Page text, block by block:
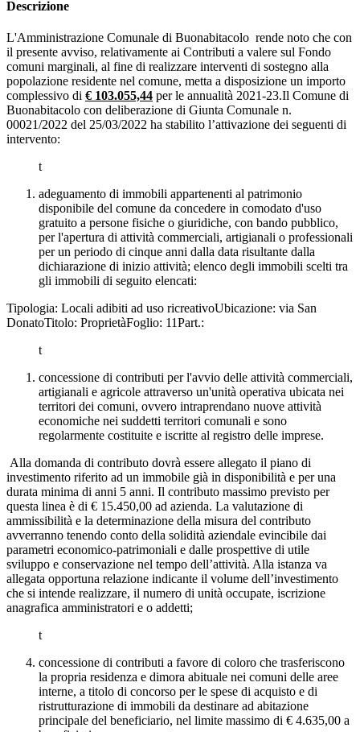
Descrizione
L'Amministrazione Comunale di Buonabitacolo rende noto che con
il presente avviso, relativamente ai Contributi a valere sul Fondo
comuni marginali, al fine di realizzare interventi di sostegno alla
popolazione residente nel comune, metta a disposizione un importo
complessivo di € 103.055,44 per le annualità 2021-23.Il Comune di
Buonabitacolo con deliberazione di Giunta Comunale n.
00021/2022 del 25/03/2022 ha stabilito l’attivazione dei seguenti di
intervento:
t
adeguamento di immobili appartenenti al patrimonio
disponibile del comune da concedere in comodato d'uso
gratuito a persone fisiche o giuridiche, con bando pubblico,
per l'apertura di attività commerciali, artigianali o professionali
per un periodo di cinque anni dalla data risultante dalla
dichiarazione di inizio attività; elenco degli immobili scelti tra
gli immobili di seguito elencati:
Tipologia: Locali adibiti ad uso ricreativoUbicazione: via San
DonatoTitolo: ProprietàFoglio: 11Part.:
t
concessione di contributi per l'avvio delle attività commerciali,
artigianali e agricole attraverso un'unità operativa ubicata nei
territori dei comuni, ovvero intraprendano nuove attività
economiche nei suddetti territori comunali e sono
regolarmente costituite e iscritte al registro delle imprese.
Alla domanda di contributo dovrà essere allegato il piano di
investimento riferito ad un immobile già in disponibilità e per una
durata minima di anni 5 anni. Il contributo massimo previsto per
questa linea è di € 15.450,00 ad azienda. La valutazione di
ammissibilità e la determinazione della misura del contributo
avverranno tenendo conto della solidità aziendale evincibile dai
parametri economico-patrimoniali e dalle prospettive di utile
sviluppo e conservazione nel tempo dell’attività. Alla istanza va
allegata opportuna relazione indicante il volume dell’investimento
che si intende realizzare, il numero di unità occupate, iscrizione
anagrafica amministratori e o addetti;
t
concessione di contributi a favore di coloro che trasferiscono
la propria residenza e dimora abituale nei comuni delle aree
interne, a titolo di concorso per le spese di acquisto e di
ristrutturazione di immobili da destinare ad abitazione
principale del beneficiario, nel limite massimo di € 4.635,00 a